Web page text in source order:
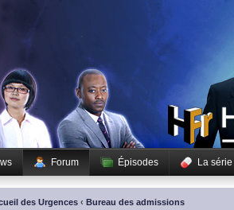
Forum Épisodes La série
des Urgences ‹ Bureau des admissions